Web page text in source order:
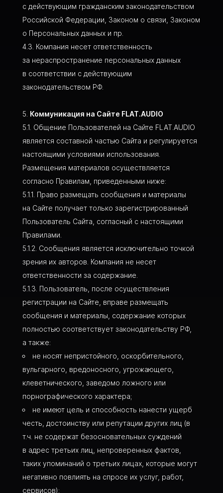
с действующим гражданским законодательством
Российской Федерации, Законом о связи, Законом
о Персональных данных и пр.
Компания несет ответственность
за нераспространение персональных данных
в соответствии с действующим
законодательством РФ.
Коммуникация на Сайте FLAT.AUDIO
Общение Пользователей на Сайте FLAT.AUDIO
является составной частью Сайта и регулируется
настоящими условиями использования.
Размещения материалов осуществляется
согласно Правилам, приведенными ниже:
Право размещать сообщения и материалы
на Сайте получает только зарегистрированный
Пользователь Сайта, согласный с настоящими
Правилами.
Сообщения является исключительно точкой
зрения их авторов. Компания не несет
ответственности за содержание.
Пользователь, после осуществления
регистрации на Сайте, вправе размещать
сообщения и материалы, содержание которых
полностью соответствует законодательству РФ,
а также:
не носят непристойного, оскорбительного,
вульгарного, вредоносного, угрожающего,
клеветнического, заведомо ложного или
порнографического характера;
не имеют цель и способность нанести ущерб
честь, достоинству или репутации других лиц (в
т.ч. не содержат безосновательных суждений
в адрес третьих лиц, непроверенных фактов,
таких упоминаний о третьих лицах, которые могут
негативно повлиять на спросе их услуг, работ,
сервисов);